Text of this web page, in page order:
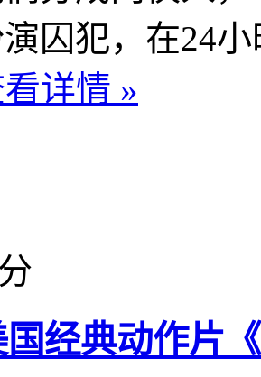
囚犯，在24
详情 »
国经典动作片